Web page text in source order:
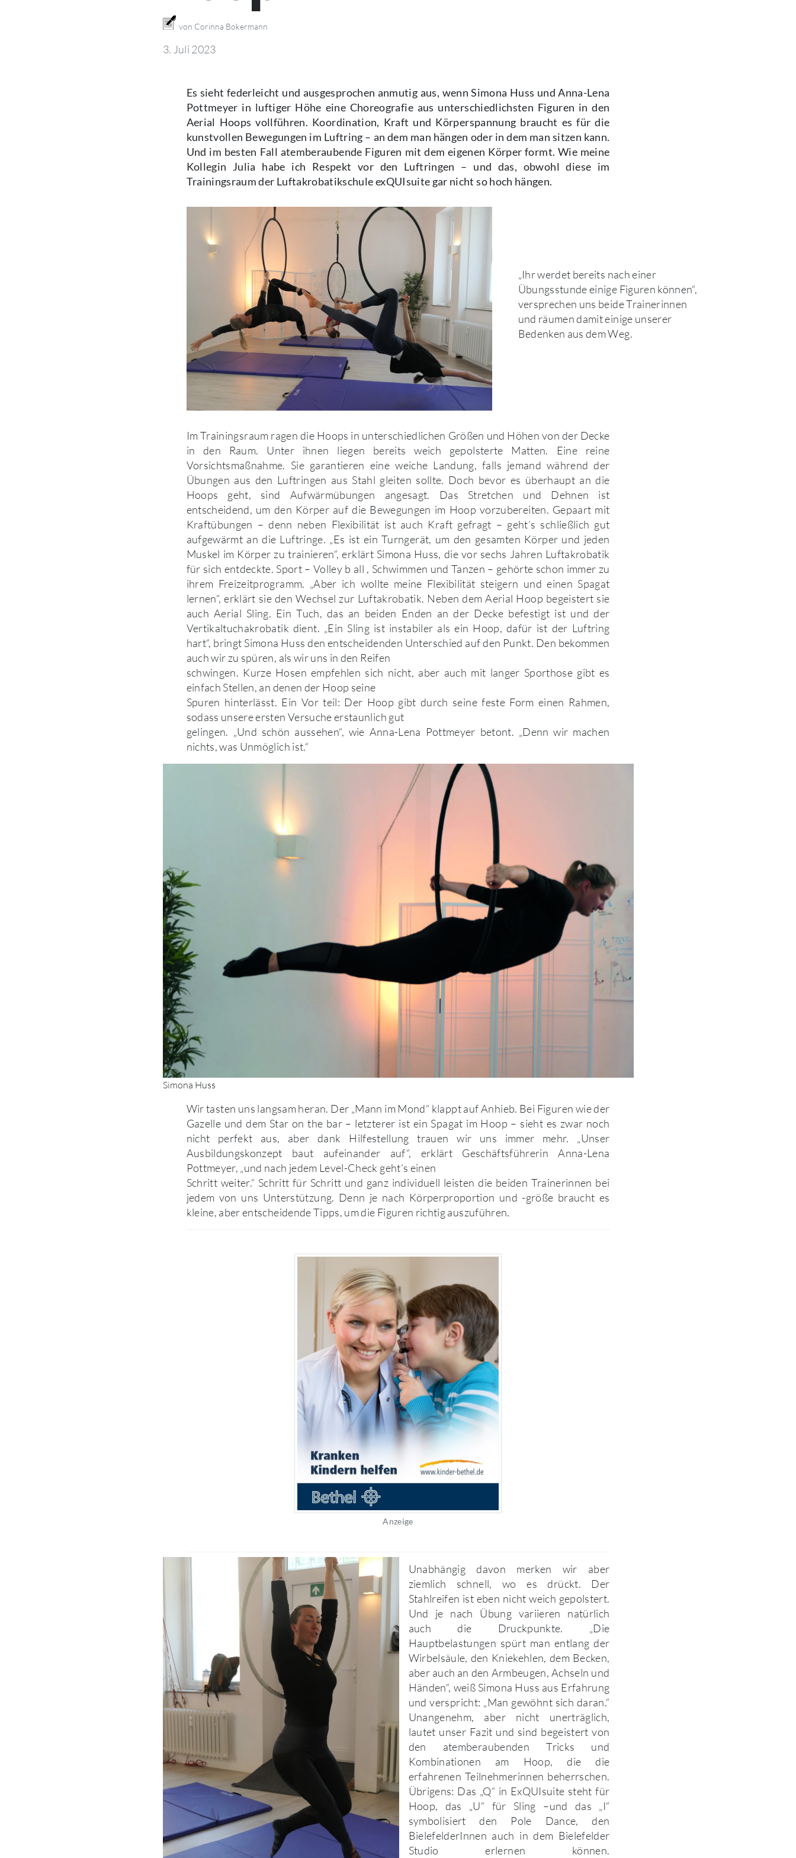
von Corinna Bokermann
3. Juli 2023
Es sieht federleicht und ausgesprochen anmutig aus, wenn Simona Huss und Anna-Lena
Pottmeyer in luftiger Höhe eine Choreografie aus unterschiedlichsten Figuren in den
Aerial Hoops vollführen. Koordination, Kraft und Körperspannung braucht es für die
kunstvollen Bewegungen im Luftring – an dem man hängen oder in dem man sitzen kann.
Und im besten Fall atemberaubende Figuren mit dem eigenen Körper formt. Wie meine
Kollegin Julia habe ich Respekt vor den Luftringen – und das, obwohl diese im
Trainingsraum der Luftakrobatikschule exQUIsuite gar nicht so hoch hängen.
„Ihr werdet bereits nach einer
Übungsstunde einige Figuren können“,
versprechen uns beide Trainerinnen
und räumen damit einige unserer
Bedenken aus dem Weg.
Im Trainingsraum ragen die Hoops in unterschiedlichen Größen und Höhen von der Decke
in den Raum. Unter ihnen liegen bereits weich gepolsterte Matten. Eine reine
Vorsichtsmaßnahme. Sie garantieren eine weiche Landung, falls jemand während der
Übungen aus den Luftringen aus Stahl gleiten sollte. Doch bevor es überhaupt an die
Hoops geht, sind Aufwärmübungen angesagt. Das Stretchen und Dehnen ist
entscheidend, um den Körper auf die Bewegungen im Hoop vorzubereiten. Gepaart mit
Kraftübungen – denn neben Flexibilität ist auch Kraft gefragt – geht’s schließlich gut
aufgewärmt an die Luftringe. „Es ist ein Turngerät, um den gesamten Körper und jeden
Muskel im Körper zu trainieren“, erklärt Simona Huss, die vor sechs Jahren Luftakrobatik
für sich entdeckte. Sport – Volley b all , Schwimmen und Tanzen – gehörte schon immer zu
ihrem Freizeitprogramm. „Aber ich wollte meine Flexibilität steigern und einen Spagat
lernen“, erklärt sie den Wechsel zur Luftakrobatik. Neben dem Aerial Hoop begeistert sie
auch Aerial Sling. Ein Tuch, das an beiden Enden an der Decke befestigt ist und der
Vertikaltuchakrobatik dient. „Ein Sling ist instabiler als ein Hoop, dafür ist der Luftring
hart“, bringt Simona Huss den entscheidenden Unterschied auf den Punkt. Den bekommen
auch wir zu spüren, als wir uns in den Reifen
schwingen. Kurze Hosen empfehlen sich nicht, aber auch mit langer Sporthose gibt es
einfach Stellen, an denen der Hoop seine
Spuren hinterlässt. Ein Vor teil: Der Hoop gibt durch seine feste Form einen Rahmen,
sodass unsere ersten Versuche erstaunlich gut
gelingen. „Und schön aussehen“, wie Anna-Lena Pottmeyer betont. „Denn wir machen
nichts, was Unmöglich ist.“
Simona Huss
Wir tasten uns langsam heran. Der „Mann im Mond“ klappt auf Anhieb. Bei Figuren wie der
Gazelle und dem Star on the bar – letzterer ist ein Spagat im Hoop – sieht es zwar noch
nicht perfekt aus, aber dank Hilfestellung trauen wir uns immer mehr. „Unser
Ausbildungskonzept baut aufeinander auf“, erklärt Geschäftsführerin Anna-Lena
Pottmeyer, „und nach jedem Level-Check geht’s einen
Schritt weiter.“ Schritt für Schritt und ganz individuell leisten die beiden Trainerinnen bei
jedem von uns Unterstützung. Denn je nach Körperproportion und -größe braucht es
kleine, aber entscheidende Tipps, um die Figuren richtig auszuführen.
Anzeige
Unabhängig davon merken wir aber
ziemlich schnell, wo es drückt. Der
Stahlreifen ist eben nicht weich gepolstert.
Und je nach Übung variieren natürlich
auch die Druckpunkte. „Die
Hauptbelastungen spürt man entlang der
Wirbelsäule, den Kniekehlen, dem Becken,
aber auch an den Armbeugen, Achseln und
Händen“, weiß Simona Huss aus Erfahrung
und verspricht: „Man gewöhnt sich daran.“
Unangenehm, aber nicht unerträglich,
lautet unser Fazit und sind begeistert von
den atemberaubenden Tricks und
Kombinationen am Hoop, die die
erfahrenen Teilnehmerinnen beherrschen.
Übrigens: Das „Q“ in ExQUIsuite steht für
Hoop, das „U“ für Sling –und das „I“
symbolisiert den Pole Dance, den
BielefelderInnen auch in dem Bielefelder
Studio erlernen können.